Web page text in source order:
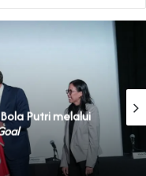
Putri melalui